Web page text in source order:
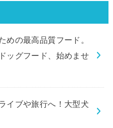
めの最高品質フード。
ッグフード、始めませ
イブや旅行へ！大型犬